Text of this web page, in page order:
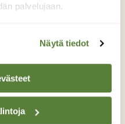
palvelujaan.
Näytä tiedot